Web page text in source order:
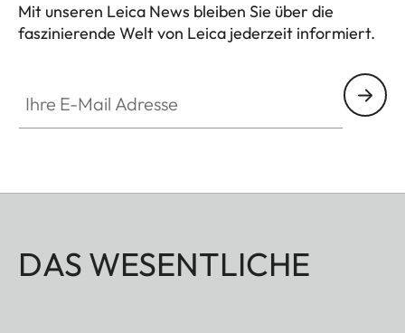
Mit unseren Leica News bleiben Sie über die
faszinierende Welt von Leica jederzeit informiert.
DAS WESENTLICHE